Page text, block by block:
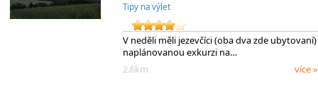
Tipy na výlet
V neděli měli jezevčíci (oba dva zde ubytovaní)
naplánovanou exkurzi na…
2.6km
více »